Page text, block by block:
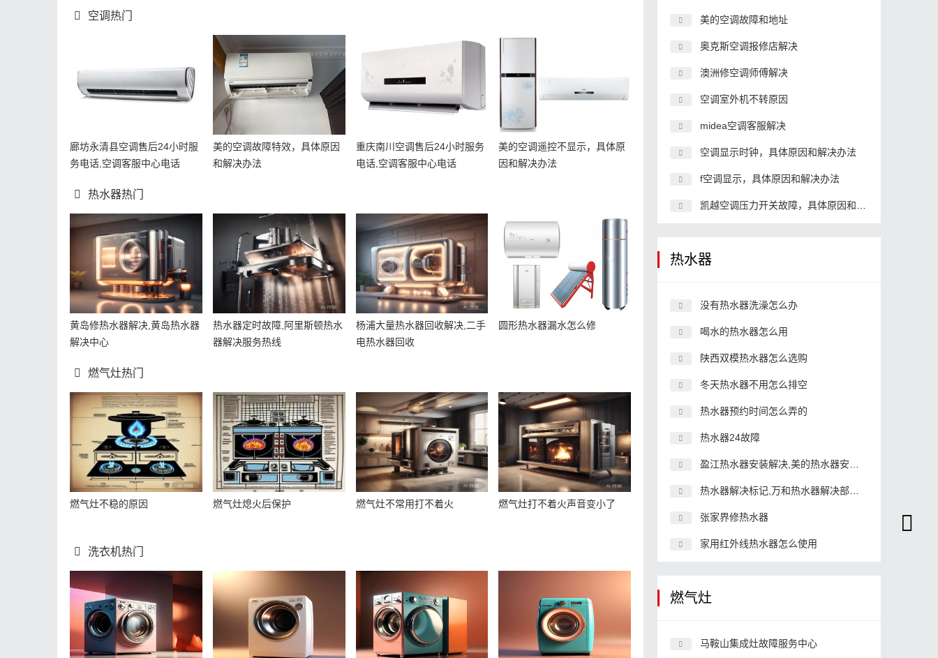
空调热门
廊坊永清县空调售后24小时服
务电话,空调客服中心电话
美的空调故障特效，具体原因
和解决办法
重庆南川空调售后24小时服务
电话,空调客服中心电话
美的空调遥控不显示，具体原
因和解决办法
热水器热门
黄岛修热水器解决,黄岛热水器
解决中心
热水器定时故障,阿里斯顿热水
器解决服务热线
杨浦大量热水器回收解决,二手
电热水器回收
圆形热水器漏水怎么修
燃气灶热门
燃气灶不稳的原因 燃气灶熄火后保护 燃气灶不常用打不着火 燃气灶打不着火声音变小了
洗衣机热门
美的空调故障和地址
奥克斯空调报修店解决
澳洲修空调师傅解决
空调室外机不转原因
midea空调客服解决
空调显示时钟，具体原因和解决办法
f空调显示，具体原因和解决办法
凯越空调压力开关故障，具体原因和解决办法
热水器
没有热水器洗澡怎么办
喝水的热水器怎么用
陕西双模热水器怎么选购
冬天热水器不用怎么排空
热水器预约时间怎么弄的
热水器24故障
盈江热水器安装解决,美的热水器安装解决
热水器解决标记,万和热水器解决部解决
张家界修热水器
家用红外线热水器怎么使用
燃气灶
马鞍山集成灶故障服务中心